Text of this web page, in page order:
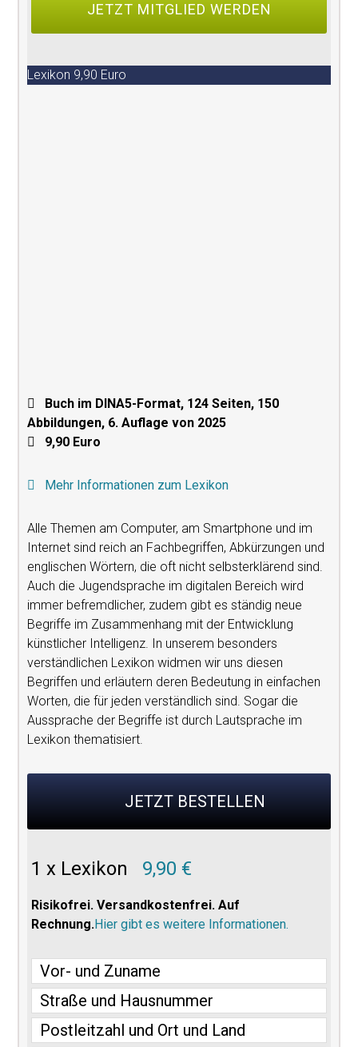
Lexikon 9,90 Euro
Buch im DINA5-Format, 124 Seiten, 150
Abbildungen, 6. Auflage von 2025
9,90 Euro
Mehr Informationen zum Lexikon
Alle Themen am Computer, am Smartphone und im
Internet sind reich an Fachbegriffen, Abkürzungen und
englischen Wörtern, die oft nicht selbsterklärend sind.
Auch die Jugendsprache im digitalen Bereich wird
immer befremdlicher, zudem gibt es ständig neue
Begriffe im Zusammenhang mit der Entwicklung
künstlicher Intelligenz. In unserem besonders
verständlichen Lexikon widmen wir uns diesen
Begriffen und erläutern deren Bedeutung in einfachen
Worten, die für jeden verständlich sind. Sogar die
Aussprache der Begriffe ist durch Lautsprache im
Lexikon thematisiert.
JETZT BESTELLEN
1 x Lexikon 9,90 €
Risikofrei. Versandkostenfrei. Auf
Rechnung.Hier gibt es weitere Informationen.